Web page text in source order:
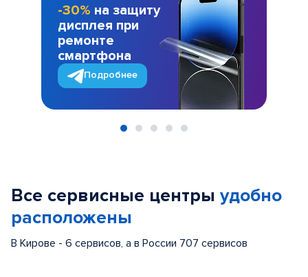
-30% на защиту
дисплея при
ремонте
смартфона
Подробнее
Все сервисные центры удобно
расположены
В Кирове - 6 сервисов, а в России 707 сервисов